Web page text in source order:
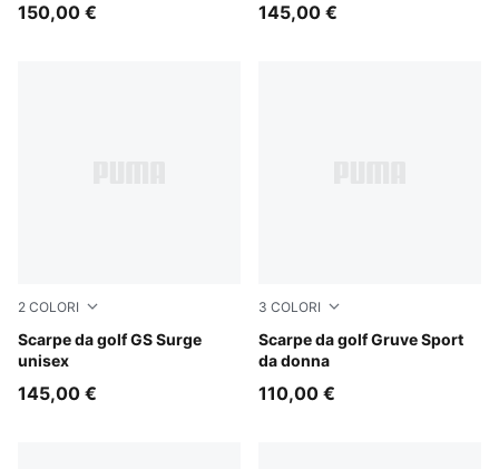
150,00 € 145,00 €
2 COLORI
Scarpe da golf GS Surge
unisex
PUMA White-Vapor Gray-Moody Gray
145,00 €
3 COLORI
Scarpe da golf Gruve Sport
da donna
Club Navy-Deep Navy
110,00 €